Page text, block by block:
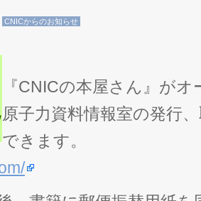
CNICからのお知らせ
『CNICの本屋さん』が
原子力資料情報室の発行
できます。